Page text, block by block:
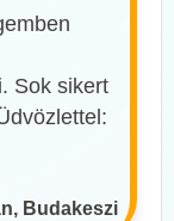
Sok sikert
Budakeszi